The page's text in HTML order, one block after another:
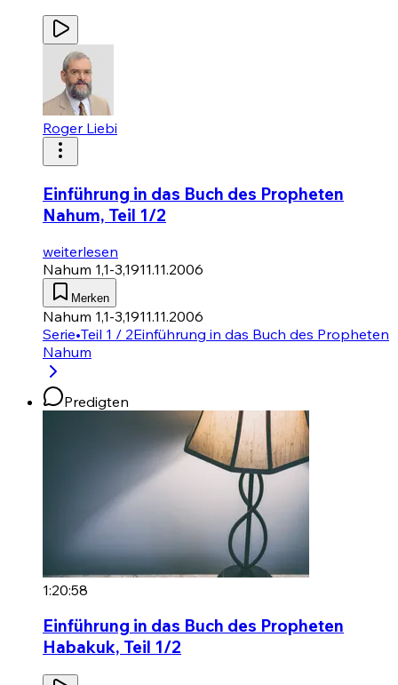
Roger Liebi
Einführung in das Buch des Propheten
Nahum, Teil 1/2
weiterlesen
Nahum 1,1-3,1911.11.2006
Merken
Nahum 1,1-3,1911.11.2006
Serie•Teil 1 / 2Einführung in das Buch des Propheten
Nahum
Predigten
1:20:58
Einführung in das Buch des Propheten
Habakuk, Teil 1/2